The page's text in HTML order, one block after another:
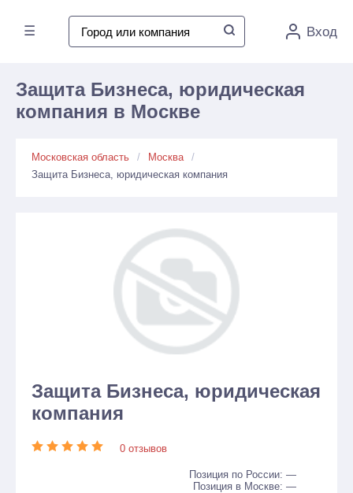
☰ Вход
Защита Бизнеса, юридическая
компания в Москве
Московская область
Москва
Защита Бизнеса, юридическая компания
Защита Бизнеса, юридическая
компания
0 отзывов
Позиция по России: —
Позиция в Москве: —